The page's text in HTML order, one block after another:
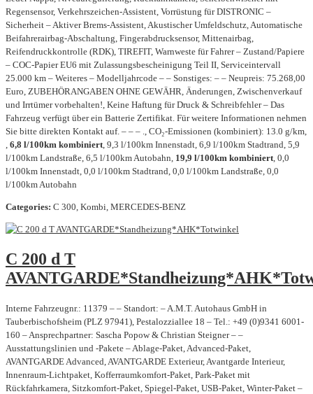
Regensensor, Verkehrszeichen-Assistent, Vorrüstung für DISTRONIC –
Sicherheit – Aktiver Brems-Assistent, Akustischer Umfeldschutz, Automatische
Beifahrerairbag-Abschaltung, Fingerabdrucksensor, Mittenairbag,
Reifendruckkontrolle (RDK), TIREFIT, Warnweste für Fahrer – Zustand/Papiere
– COC-Papier EU6 mit Zulassungsbescheinigung Teil II, Serviceintervall
25.000 km – Weiteres – Modelljahrcode – – Sonstiges: – – Neupreis: 75.268,00
Euro, ZUBEHÖRANGABEN OHNE GEWÄHR, Änderungen, Zwischenverkauf
und Irrtümer vorbehalten!, Keine Haftung für Druck & Schreibfehler – Das
Fahrzeug verfügt über ein Batterie Zertifikat. Für weitere Informationen nehmen
Sie bitte direkten Kontakt auf. – – – ., CO₂-Emissionen (kombiniert): 13.0 g/km,
6,8 l/100km kombiniert , 9,3 l/100km Innenstadt, 6,9 l/100km Stadtrand, 5,9
l/100km Landstraße, 6,5 l/100km Autobahn, 19,9 l/100km kombiniert , 0,0
l/100km Innenstadt, 0,0 l/100km Stadtrand, 0,0 l/100km Landstraße, 0,0
l/100km Autobahn
Categories: C 300, Kombi, MERCEDES-BENZ
C 200 d T
Interne Fahrzeugnr.: 11379 – – Standort: – A.M.T. Autohaus GmbH in
Tauberbischofsheim (PLZ 97941), Pestalozziallee 18 – Tel.: +49 (0)9341 6001-
160 – Ansprechpartner: Sascha Popow & Christian Steigner – –
Ausstattungslinien und -Pakete – Ablage-Paket, Advanced-Paket,
AVANTGARDE Advanced, AVANTGARDE Exterieur, Avantgarde Interieur,
Innenraum-Lichtpaket, Kofferraumkomfort-Paket, Park-Paket mit
Rückfahrkamera, Sitzkomfort-Paket, Spiegel-Paket, USB-Paket, Winter-Paket –